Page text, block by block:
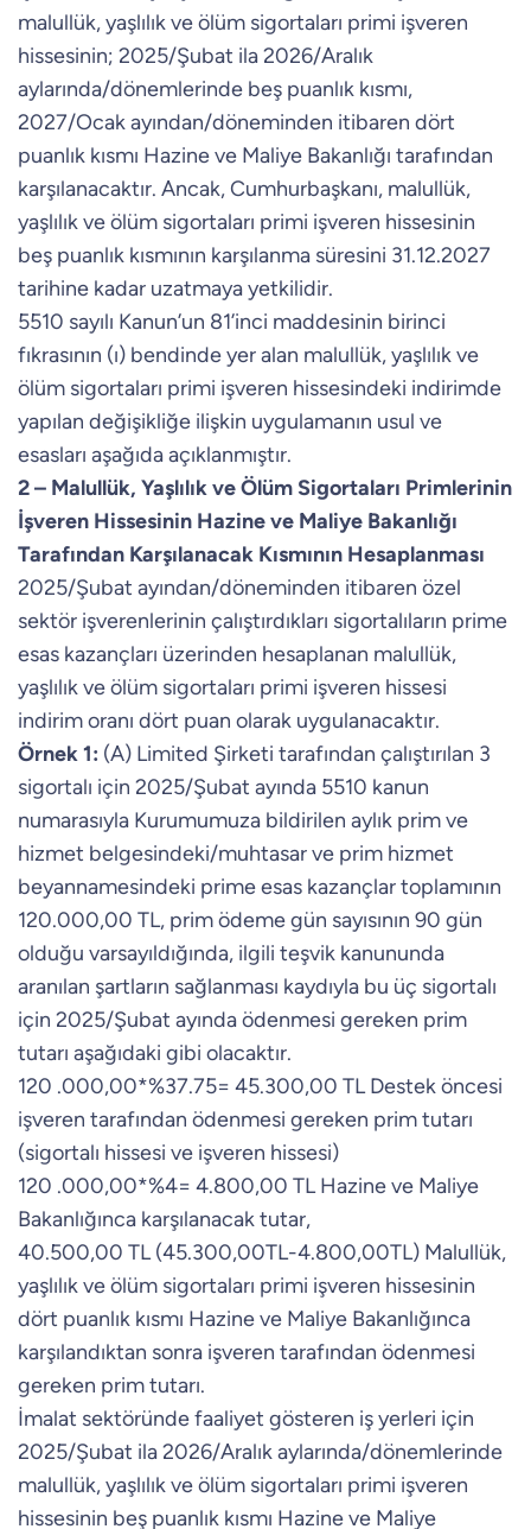
malullük, yaşlılık ve ölüm sigortaları primi işveren
hissesinin; 2025/Şubat ila 2026/Aralık
aylarında/dönemlerinde beş puanlık kısmı,
2027/Ocak ayından/döneminden itibaren dört
puanlık kısmı Hazine ve Maliye Bakanlığı tarafından
karşılanacaktır. Ancak, Cumhurbaşkanı, malullük,
yaşlılık ve ölüm sigortaları primi işveren hissesinin
beş puanlık kısmının karşılanma süresini 31.12.2027
tarihine kadar uzatmaya yetkilidir.
5510 sayılı Kanun’un 81’inci maddesinin birinci
fıkrasının (ı) bendinde yer alan malullük, yaşlılık ve
ölüm sigortaları primi işveren hissesindeki indirimde
yapılan değişikliğe ilişkin uygulamanın usul ve
esasları aşağıda açıklanmıştır.
2 – Malullük, Yaşlılık ve Ölüm Sigortaları Primlerinin
İşveren Hissesinin Hazine ve Maliye Bakanlığı
Tarafından Karşılanacak Kısmının Hesaplanması
2025/Şubat ayından/döneminden itibaren özel
sektör işverenlerinin çalıştırdıkları sigortalıların prime
esas kazançları üzerinden hesaplanan malullük,
yaşlılık ve ölüm sigortaları primi işveren hissesi
indirim oranı dört puan olarak uygulanacaktır.
Örnek 1: (A) Limited Şirketi tarafından çalıştırılan 3
sigortalı için 2025/Şubat ayında 5510 kanun
numarasıyla Kurumumuza bildirilen aylık prim ve
hizmet belgesindeki/muhtasar ve prim hizmet
beyannamesindeki prime esas kazançlar toplamının
120.000,00 TL, prim ödeme gün sayısının 90 gün
olduğu varsayıldığında, ilgili teşvik kanununda
aranılan şartların sağlanması kaydıyla bu üç sigortalı
için 2025/Şubat ayında ödenmesi gereken prim
tutarı aşağıdaki gibi olacaktır.
120 .000,00*%37.75= 45.300,00 TL Destek öncesi
işveren tarafından ödenmesi gereken prim tutarı
(sigortalı hissesi ve işveren hissesi)
120 .000,00*%4= 4.800,00 TL Hazine ve Maliye
Bakanlığınca karşılanacak tutar,
40.500,00 TL (45.300,00TL-4.800,00TL) Malullük,
yaşlılık ve ölüm sigortaları primi işveren hissesinin
dört puanlık kısmı Hazine ve Maliye Bakanlığınca
karşılandıktan sonra işveren tarafından ödenmesi
gereken prim tutarı.
İmalat sektöründe faaliyet gösteren iş yerleri için
2025/Şubat ila 2026/Aralık aylarında/dönemlerinde
malullük, yaşlılık ve ölüm sigortaları primi işveren
hissesinin beş puanlık kısmı Hazine ve Maliye